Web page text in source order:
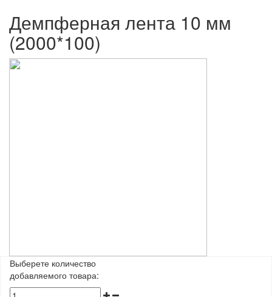
Демпферная лента 10 мм
(2000*100)
Выберете количество
добавляемого товара: